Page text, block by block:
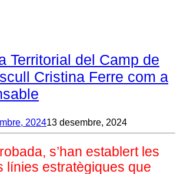
Territorial del Camp de
Cristina Ferre com a
202413 desembre, 2024
s’han establert les
línies estratègiques que